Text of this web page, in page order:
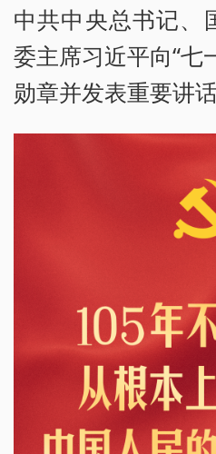
中共中央总书记、
委主席习近平向“七
勋章并发表重要讲话